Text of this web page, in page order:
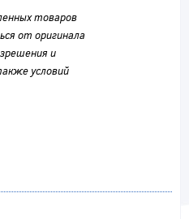
товаров
от оригинала
и
условий